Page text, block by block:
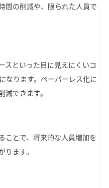
間の削減や、限られた人員で
スといった目に見えにくいコ
なります。ペーパーレス化に
できます。
ことで、将来的な人員増加を
ます。